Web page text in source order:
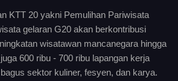
KTT 20 yakni Pemulihan Pariwisata
gelaran G20 akan berkontribusi
wisatawan mancanegara hingga
600 ribu - 700 ribu lapangan kerja
sektor kuliner, fesyen, dan karya.